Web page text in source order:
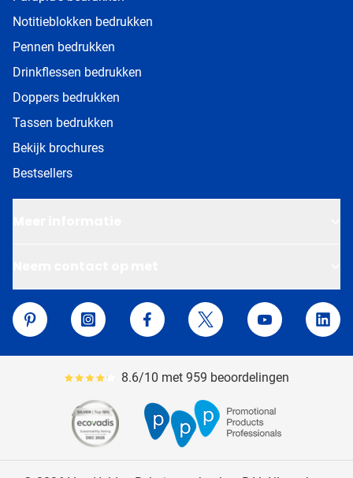
Notitieblokken bedrukken
Pennen bedrukken
Drinkflessen bedrukken
Doppers bedrukken
Tassen bedrukken
Bekijk brochures
Bestsellers
Van Helden Relatiegeschenken
Pinterest
Instagram Facebook Twitter YouTube
Gemiddeld reviewpercentage is 86
8.6/10 met 959 beoordelingen